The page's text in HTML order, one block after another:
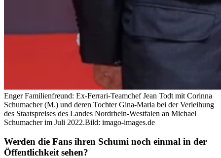
Enger Familienfreund: Ex-Ferrari-Teamchef Jean Todt mit Corinna
Schumacher (M.) und deren Tochter Gina-Maria bei der Verleihung
des Staatspreises des Landes Nordrhein-Westfalen an Michael
Schumacher im Juli 2022.Bild: imago-images.de
Werden die Fans ihren Schumi noch einmal in der
Öffentlichkeit sehen?